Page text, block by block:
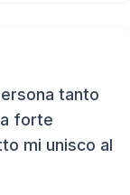
tanto
forte
mi unisco al